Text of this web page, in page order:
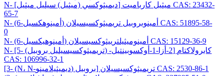
N- [ديميثوكسي (ميثيل) سيليل ميثيل] ميثيل كارباميت CAS: 23432-
65-7
N- (6-أمينوهكسيل) أمينوبروبيل تريميثوكسيسيلان CAS: 51895-58-
0
N- (6-أمينوهيكسيل) أمينوميثيلترييثوكسيسيلان CAS: 15129-36-9
N- [5- (تريميثوكسيسيليل بروبيل) -2-أزا-1-أوكسوبينتيل] كابرولاكتام
CAS: 106996-32-1
[3- (N، N-ديميثيلامينو) بروبيل] تريميثوكسيسيلان CAS: 2530-86-1